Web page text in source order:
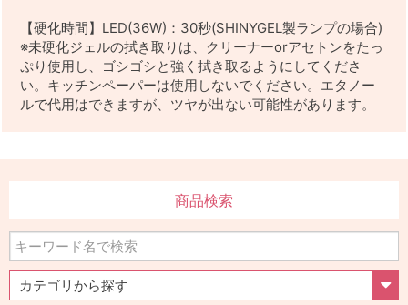
【硬化時間】LED(36W)：30秒(SHINYGEL製ランプの場合)
※未硬化ジェルの拭き取りは、クリーナーorアセトンをたっ
ぷり使用し、ゴシゴシと強く拭き取るようにしてくださ
い。キッチンペーパーは使用しないでください。エタノー
ルで代用はできますが、ツヤが出ない可能性があります。
商品検索